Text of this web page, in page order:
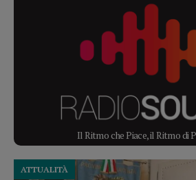
Il Ritmo che Piace, il Ritmo di
ATTUALITÀ